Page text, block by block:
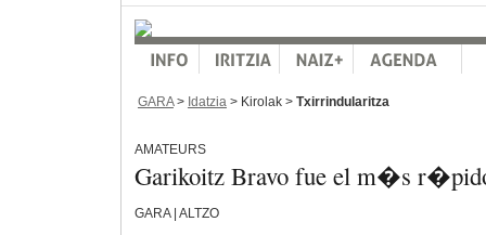
GARA> Idatzia> Kirolak > Txirrindularitza
AMATEURS
Garikoitz Bravo fue el m�s
GARA | ALTZO